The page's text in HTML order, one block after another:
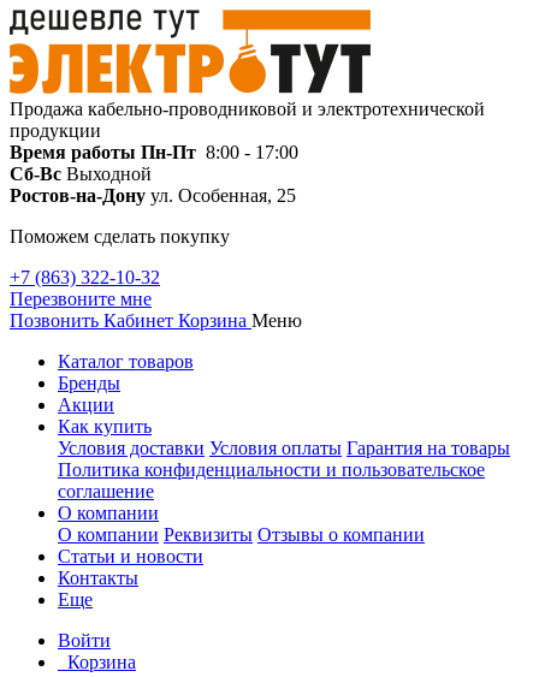
Продажа кабельно-проводниковой и электротехнической
продукции
Время работы Пн-Пт 8:00 - 17:00
Сб-Вс Выходной
Ростов-на-Дону ул. Особенная, 25
Поможем сделать покупку
+7 (863) 322-10-32
Перезвоните мне
Позвонить Кабинет Корзина Меню
Каталог товаров
Бренды
Акции
Как купить
Условия доставки Условия оплаты Гарантия на товары
Политика конфиденциальности и пользовательское
соглашение
О компании
О компании Реквизиты Отзывы о компании
Статьи и новости
Контакты
Еще
Войти
Корзина